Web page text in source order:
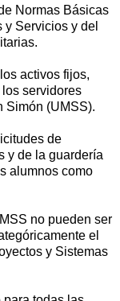
Normas Básicas
Servicios y del
activos fijos,
servidores
Simón (UMSS).
de
y de la guardería
alumnos como
no pueden ser
el
y Sistemas